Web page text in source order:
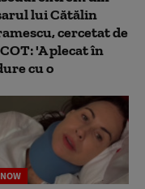
lui Cătălin
cercetat de
'A plecat în
cu o